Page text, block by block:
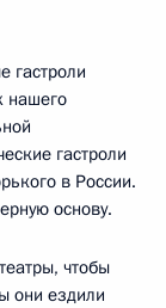
гастроли
нашего
гастроли
в России.
основу.
чтобы
они ездили